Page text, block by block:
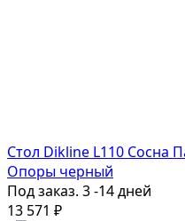
Стол Dikline L110 Сосна
Опоры черный
Под заказ. 3 -14 дней
13 571 ₽